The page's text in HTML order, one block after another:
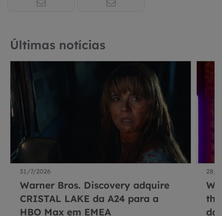
Últimas notícias
31/7/2026
Warner Bros. Discovery adquire
CRISTAL LAKE da A24 para a
HBO Max em EMEA
28/
da